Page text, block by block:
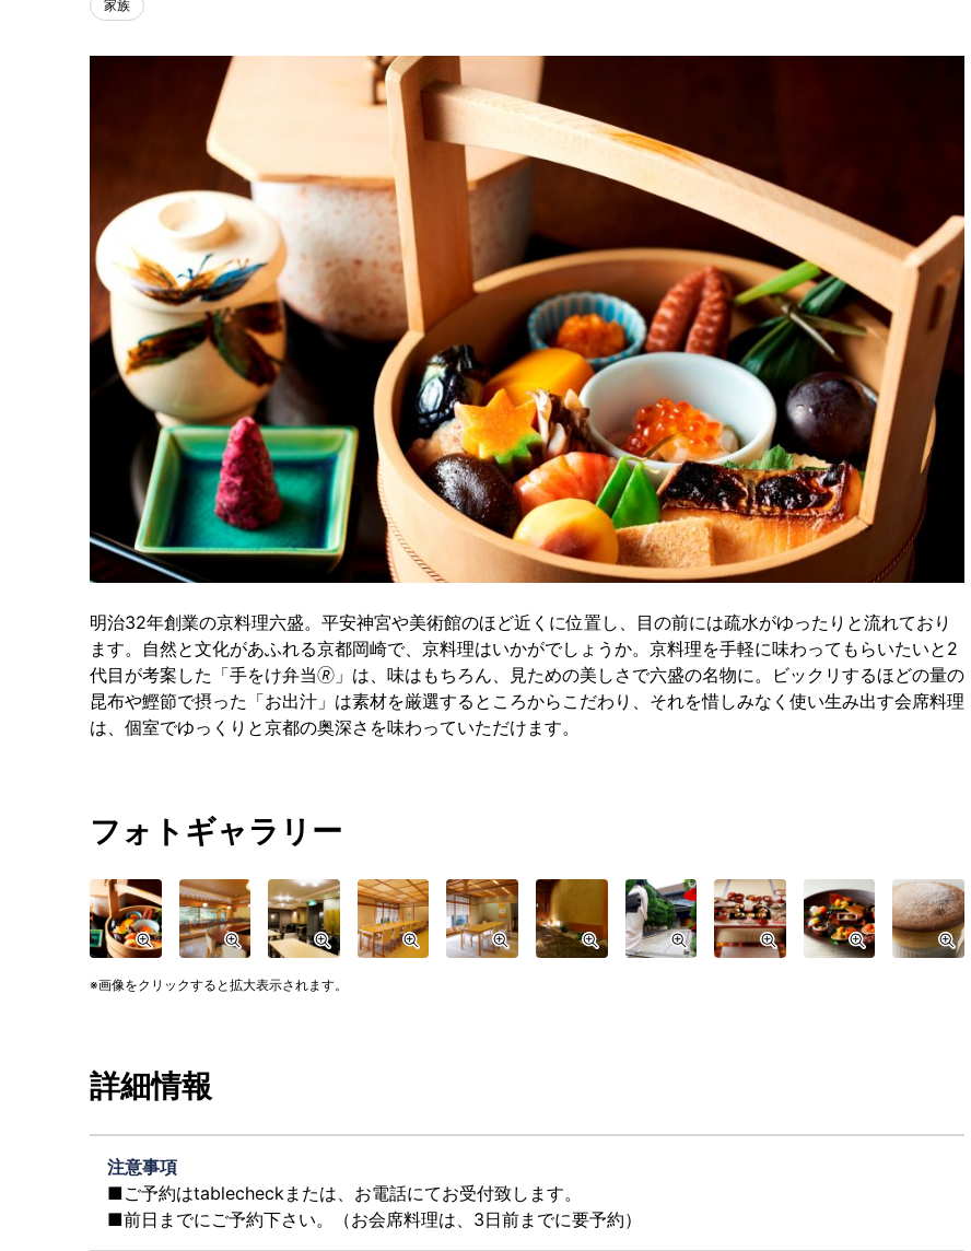
家族
明治32年創業の京料理六盛。平安神宮や美術館のほど近くに位置し、目の前には疏水がゆったりと流れており
ます。自然と文化があふれる京都岡崎で、京料理はいかがでしょうか。京料理を手軽に味わってもらいたいと2
代目が考案した「手をけ弁当🄬」は、味はもちろん、見ための美しさで六盛の名物に。ビックリするほどの量の
昆布や鰹節で摂った「お出汁」は素材を厳選するところからこだわり、それを惜しみなく使い生み出す会席料理
は、個室でゆっくりと京都の奥深さを味わっていただけます。
フォトギャラリー
画像をクリックすると拡大表示されます。
詳細情報
注意事項
■ご予約はtablecheckまたは、お電話にてお受付致します。
■前日までにご予約下さい。（お会席料理は、3日前までに要予約）